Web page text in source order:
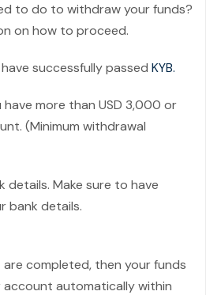
to do to withdraw your funds?
on how to proceed.
successfully passed KYB.
have more than USD 3,000 or
(Minimum withdrawal
details. Make sure to have
bank details.
completed, then your funds
automatically within